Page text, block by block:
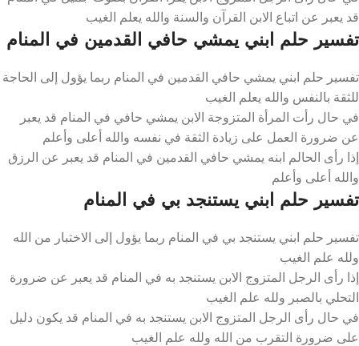
قد يعبر عن اتباع الابن القرآن والسنة والله يعلم الغيب
تفسير حلم ابني يمشي حافي القدمين في المنام
تفسير حلم ابني يمشي حافي القدمين في المنام ربما يؤول إلى الحاجة
للثقة بالنفس والله يعلم الغيب
في حال رأت المرأة المتزوجة الابن يمشي حافي في المنام قد يعبر
عن ضرورة العمل على زيادة الثقة في نفسه والله أعلى وأعلم
إذا رأى الحالم ابنه يمشي حافي القدمين في المنام قد يعبر عن الرزق
والله أعلى وأعلم
تفسير حلم ابني يستنجد بي في المنام
تفسير حلم ابني يستنجد بي في المنام ربما يؤول إلى الاختبار من الله
ولله علم الغيب
إذا رأى الرجل المتزوج الابن يستنجد به في المنام قد يعبر عن ضرورة
التحلي بالصبر ولله علم الغيب
في حال رأى الرجل المتزوج الابن يستنجد به في المنام قد يكون دليل
على ضرورة التقرب من الله ولله علم الغيب